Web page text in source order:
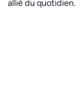
allié du quotidien.